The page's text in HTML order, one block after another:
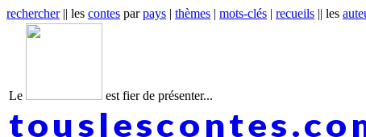
rechercher|| les contes parpays | thèmes | mots-clés | recueils || les
Le est fier de présenter...